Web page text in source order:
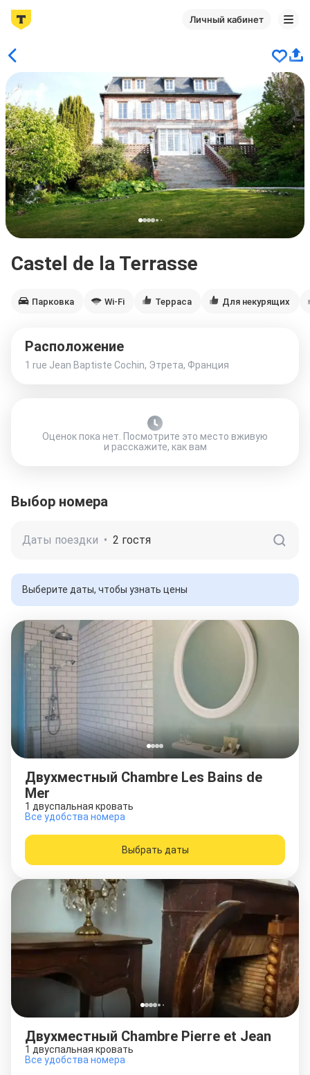
Личный кабинет
Castel de la Terrasse
Парковка Wi-Fi Терраса Для некурящих
Расположение
1 rue Jean Baptiste Cochin, Этрета, Франция
Оценок пока нет. Посмотрите это место вживую
и расскажите, как вам
Выбор номера
Даты поездки • 2 гостя
Выберите даты, чтобы узнать цены
Двухместный Chambre Les Bains de
Mer
1 двуспальная кровать
Все удобства номера
Выбрать даты
Двухместный Chambre Pierre et Jean
1 двуспальная кровать
Все удобства номера